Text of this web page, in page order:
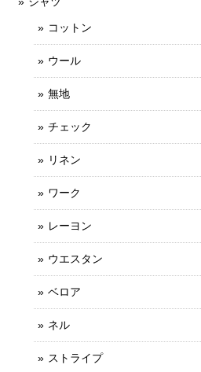
コットン
ウール
無地
チェック
リネン
ワーク
レーヨン
ウエスタン
ベロア
ネル
ストライプ